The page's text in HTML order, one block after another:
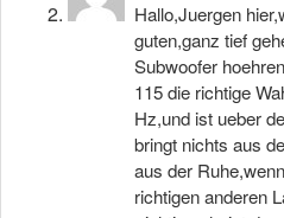
Hallo,Juergen
guten,ganz tief
Subwoofer
115 die richtige
Hz,und ist ueber
bringt nichts aus
aus der
richtigen anderen